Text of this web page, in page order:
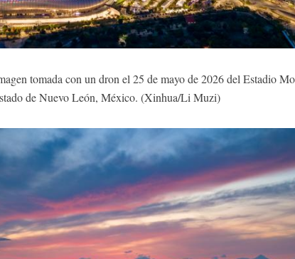
tomada con un dron el 25 de mayo de 2026 del Estadio
de Nuevo León, México. (Xinhua/Li Muzi)